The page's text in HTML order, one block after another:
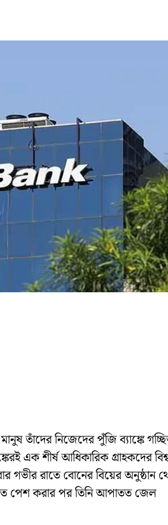
তাঁদের নিজেদের পুঁজি ব্যাঙ্কে
এক শীর্ষ আধিকারিক গ্রাহকদের
গভীর রাতে বোনের বিয়ের অনুষ্ঠান
পেশ করার পর তিনি আপাতত জেল